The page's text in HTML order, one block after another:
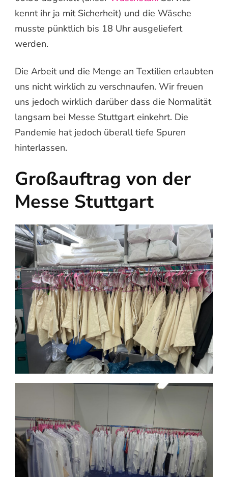
kennt ihr ja mit Sicherheit) und die Wäsche
musste pünktlich bis 18 Uhr ausgeliefert
werden.
Die Arbeit und die Menge an Textilien erlaubten
uns nicht wirklich zu verschnaufen. Wir freuen
uns jedoch wirklich darüber dass die Normalität
langsam bei Messe Stuttgart einkehrt. Die
Pandemie hat jedoch überall tiefe Spuren
hinterlassen.
Großauftrag von der
Messe Stuttgart